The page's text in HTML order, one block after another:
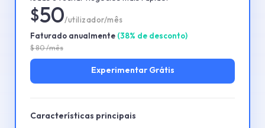
$50/utilizador/mês
Faturado anualmente (38% de desconto)
$80/mês
Experimentar Grátis
Características principais